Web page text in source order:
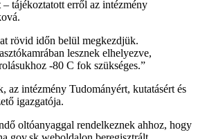
– tájékoztatott erről az intézmény
rövid időn belül megkezdjük.
lesznek elhelyezve,
-80 C fok szükséges.”
az intézmény Tudományért, kutatásért és
igazgatója.
oltóanyaggal rendelkeznek ahhoz, hogy